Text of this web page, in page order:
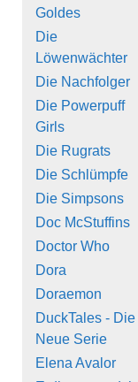
Goldes
Die
Löwenwächter
Die Nachfolger
Die Powerpuff
Girls
Die Rugrats
Die Schlümpfe
Die Simpsons
Doc McStuffins
Doctor Who
Dora
Doraemon
DuckTales - Die
Neue Serie
Elena Avalor